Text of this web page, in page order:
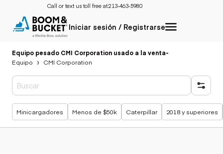
Call or text us toll free at:213-463-5980
Iniciar sesión / Registrarse
Equipo pesado CMI Corporation usado a la venta-
Equipo
CMI Corporation
Búsquedas populares
Minicargadores Menos de $50k Caterpillar 2018 y superiores